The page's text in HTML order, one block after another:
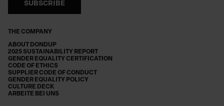
THE COMPANY
ABOUT DONDUP
2025 SUSTAINABILITY REPORT
GENDER EQUALITY CERTIFICATION
CODE OF ETHICS
SUPPLIER CODE OF CONDUCT
GENDER EQUALITY POLICY
CULTURE DECK
ARBEITE BEI UNS
SUBSCRIBE